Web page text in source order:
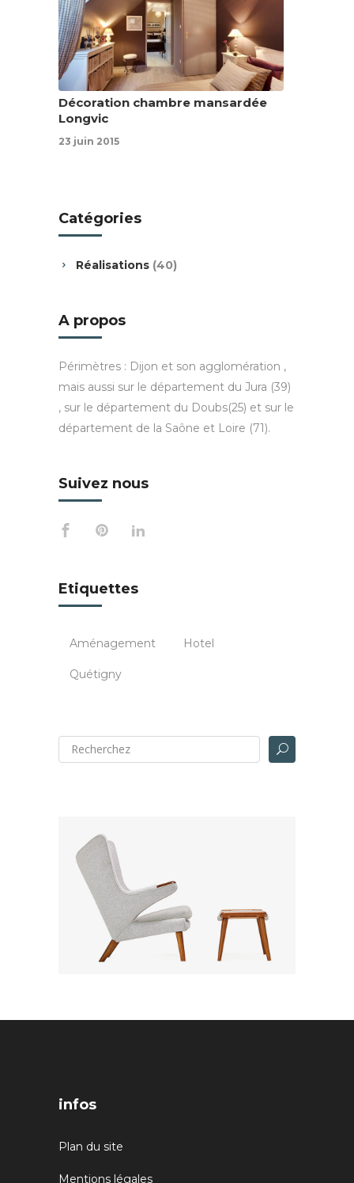
Décoration chambre mansardée
Longvic
23 juin 2015
Catégories
Réalisations (40)
A propos
Périmètres : Dijon et son agglomération ,
mais aussi sur le département du Jura (39)
, sur le département du Doubs(25) et sur le
département de la Saône et Loire (71).
Suivez nous
Etiquettes
Aménagement Hotel
Quétigny
infos
Plan du site
Mentions légales